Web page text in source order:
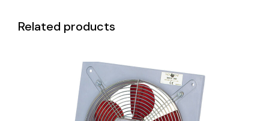
Related products